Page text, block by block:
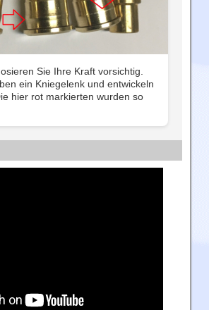
Sie Ihre Kraft vorsichtig.
ein Kniegelenk und entwickeln
hier rot markierten wurden so